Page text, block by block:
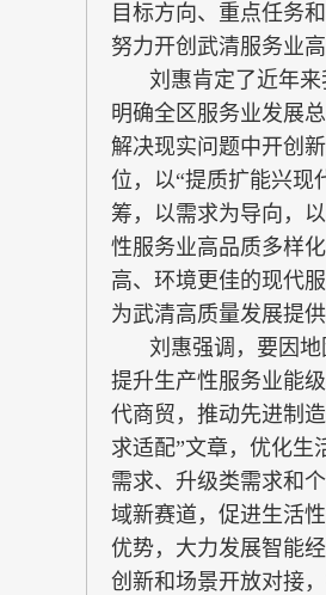
目标方向、重点任务
努力开创武清服务业
刘惠肯定了近年
明确全区服务业发展
解决现实问题中开创
位，以“提质扩能兴现
筹，以需求为导向，
性服务业高品质多样
高、环境更佳的现代
为武清高质量发展提供
刘惠强调，要因地
提升生产性服务业能
代商贸，推动先进制
求适配”文章，优化生
需求、升级类需求和
域新赛道，促进生活
优势，大力发展智能
创新和场景开放对接